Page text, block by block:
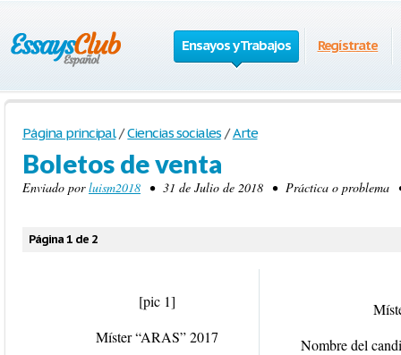
Ensayos y Trabajos Regístrate
Página principal / Ciencias sociales / Arte
Boletos de venta
Enviado porluism2018 • 31 de Julio de 2018 • Práctica o problema
Página 1 de 2
[pic 1]
Míster “ARAS” 2017
Nombre del